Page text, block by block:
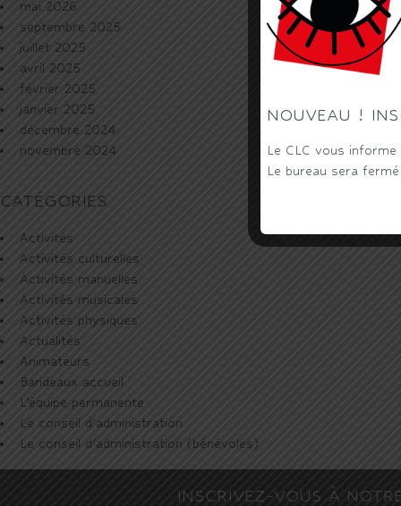
mai 2026
septembre 2025
juillet 2025
avril 2025
février 2025
janvier 2025
décembre 2024
novembre 2024
CATÉGORIES
Activités
Activités culturelles
Activités manuelles
Activités musicales
Activités physiques
Actualités
Animateurs
Bandeaux accueil
L'équipe permanente
Le conseil d'administration
Le conseil d’administration (bénévoles)
INSCRIVEZ-VOUS À
NOUVEAU !
Le CLC vous
Le bureau sera